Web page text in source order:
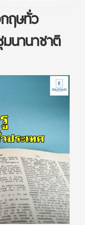
ฤษทั่ว
นานาชาติ